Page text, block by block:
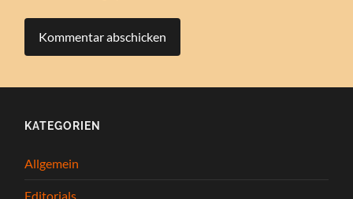
KATEGORIEN
Allgemein
Editorials